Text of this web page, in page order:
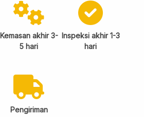
Kemasan akhir 3-
5 hari
Inspeksi akhir 1-3
hari
Pengiriman